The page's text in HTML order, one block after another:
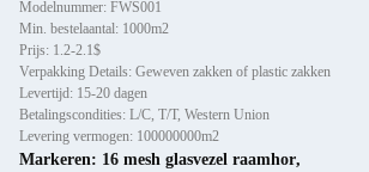
Modelnummer: FWS001
Min. bestelaantal: 1000m2
Prijs: 1.2-2.1$
Verpakking Details: Geweven zakken of plastic zakken
Levertijd: 15-20 dagen
Betalingscondities: L/C, T/T, Western Union
Levering vermogen: 100000000m2
Markeren: 16 mesh glasvezel raamhor,